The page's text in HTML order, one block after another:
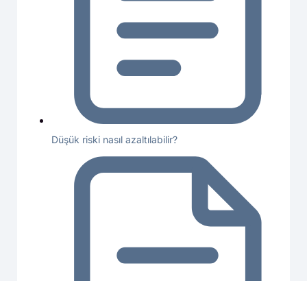
Düşük riski nasıl azaltılabilir?